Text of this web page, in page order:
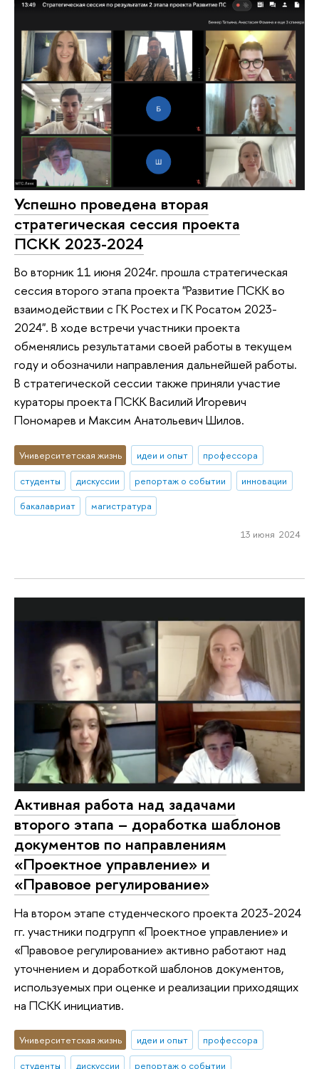
Успешно проведена вторая
стратегическая сессия проекта
ПСКК 2023-2024
Во вторник 11 июня 2024г. прошла стратегическая
сессия второго этапа проекта "Развитие ПСКК во
взаимодействии с ГК Ростех и ГК Росатом 2023-
2024". В ходе встречи участники проекта
обменялись результатами своей работы в текущем
году и обозначили направления дальнейшей работы.
В стратегической сессии также приняли участие
кураторы проекта ПСКК Василий Игоревич
Пономарев и Максим Анатольевич Шилов.
Университетская жизнь идеи и опыт
профессора
студенты
дискуссии репортаж о событии
инновации
бакалавриат
магистратура
13 июня 2024
Активная работа над задачами
второго этапа – доработка шаблонов
документов по направлениям
«Проектное управление» и
«Правовое регулирование»
На втором этапе студенческого проекта 2023-2024
гг. участники подгрупп «Проектное управление» и
«Правовое регулирование» активно работают над
уточнением и доработкой шаблонов документов,
используемых при оценке и реализации приходящих
на ПСКК инициатив.
Университетская жизнь идеи и опыт
профессора
студенты
дискуссии репортаж о событии